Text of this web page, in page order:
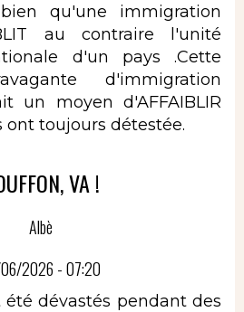
qu'une immigration
au contraire l'unité
d'un pays .Cette
d'immigration
un moyen d'AFFAIBLIR
ont toujours détestée.
VA !
Albè
2026 - 07:20
dévastés pendant des